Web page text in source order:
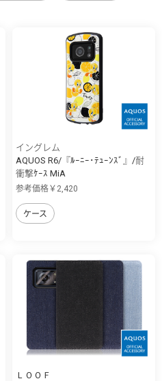
イングレム
AQUOS R6/『ﾙｰﾆｰ･ﾃｭｰﾝｽﾞ』/耐
衝撃ｹｰｽ MiA
参考価格￥2,420
ケース
ＬＯＯＦ